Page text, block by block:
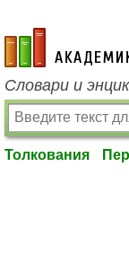
academic.ru
Словари и
Толкования